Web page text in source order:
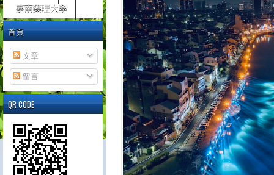
嘉南藥理大學
首頁
文章
留言
QR CODE